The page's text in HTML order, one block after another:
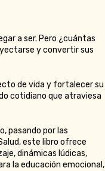
a ser. Pero ¿cuántas
y convertir sus
de vida y fortalecer su
cotidiano que atraviesa
pasando por las
este libro ofrece
dinámicas lúdicas,
la educación emocional,